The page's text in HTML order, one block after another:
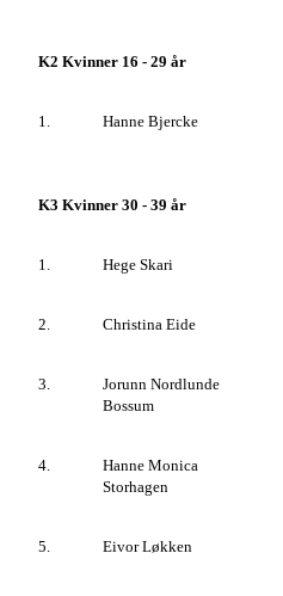
K2 Kvinner 16 - 29 år
1. Hanne Bjercke
K3 Kvinner 30 - 39 år
1. Hege Skari
2. Christina Eide
3.
Jorunn Nordlunde
Bossum
4.
Hanne Monica
Storhagen
5. Eivor Løkken